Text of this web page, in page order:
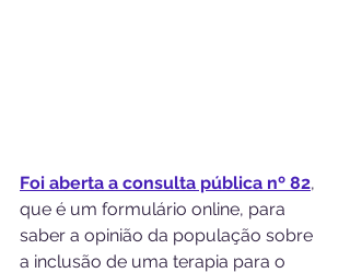
Foi aberta a consulta pública nº 82,
que é um formulário online, para
saber a opinião da população sobre
a inclusão de uma terapia para o